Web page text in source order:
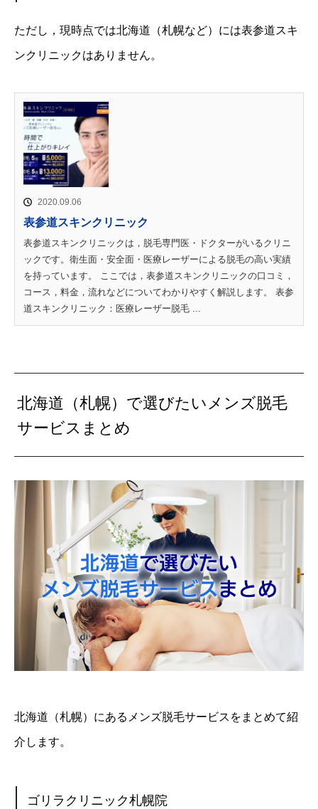
ただし，現時点では北海道（札幌など）には表参道スキ
ンクリニックはありません。
2020.09.06
表参道スキンクリニック
表参道スキンクリニックは，脱毛専門医・ドクターがいるクリニ
ックです。衛生面・安全面・医療レーザーによる脱毛の高い実績
を持っています。 ここでは，表参道スキンクリニックの口コミ，
コース，料金，流れなどについてわかりやすく解説します。 表参
道スキンクリニック：医療レーザー脱毛 ...
北海道（札幌）で選びたいメンズ脱毛
サービスまとめ
北海道（札幌）にあるメンズ脱毛サービスをまとめて紹
介します。
ゴリラクリニック札幌院